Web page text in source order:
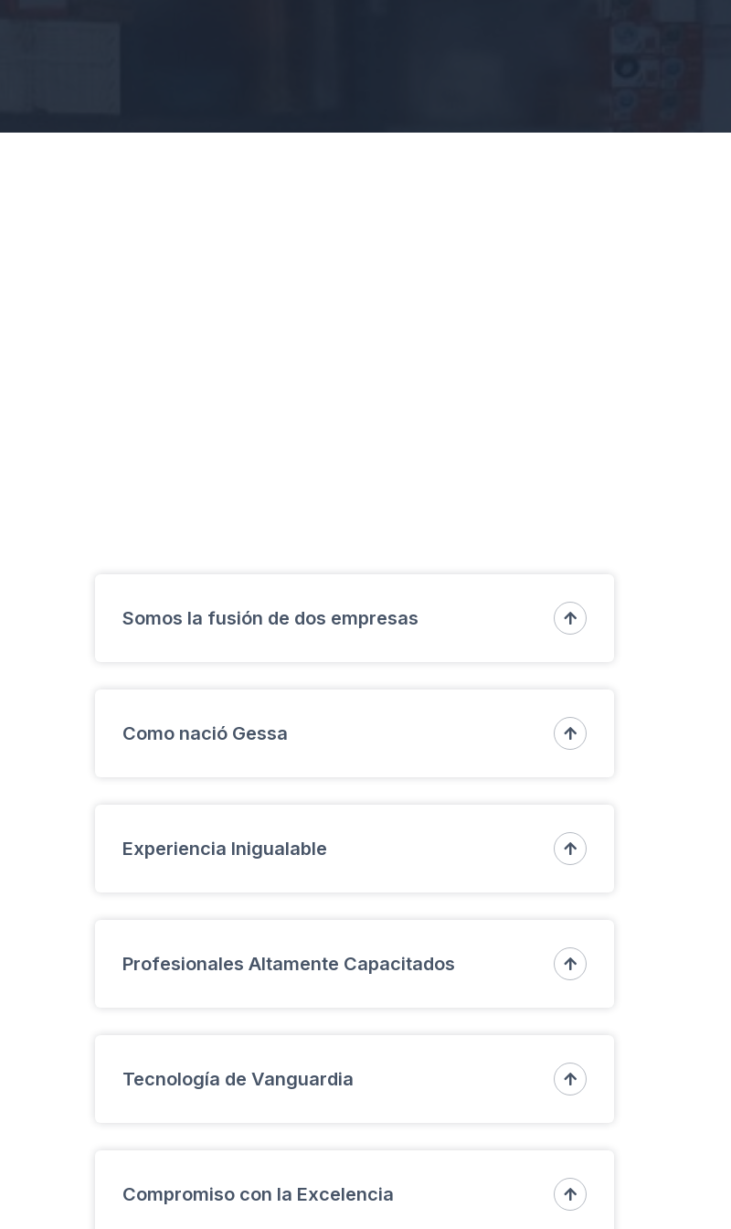
Somos la fusión de dos empresas 
Grupo Panameño de Seguridad
(agencia de seguridad privada) y
ElectroServicios (empresa de seguridad electrónica)
Como nació Gessa 
respaldado por el servicio humano de los agentes y supervisores
motorizados para poder brindar mejores precios al mercado
Experiencia Inigualable 
protegido con éxito empresas de todos los tamaños contra robos y
hurtos.
Profesionales Altamente Capacitados 
entrenados para identificar y neutralizar cualquier amenaza potencial.
Tecnología de Vanguardia 
proporcionar una protección efectiva y confiable para tus activos más
valiosos.
Compromiso con la Excelencia 